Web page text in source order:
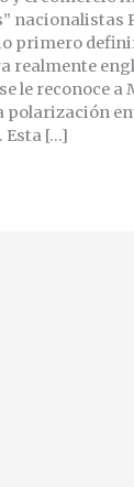
nacionalistas
primero
realmente
le reconoce a
polarización
Esta […]